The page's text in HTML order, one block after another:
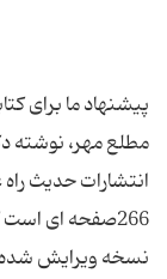
پیشنهاد ما برای
مطلع مهر، نوشته
انتشارات حدیث
نسخه ویرایش شده